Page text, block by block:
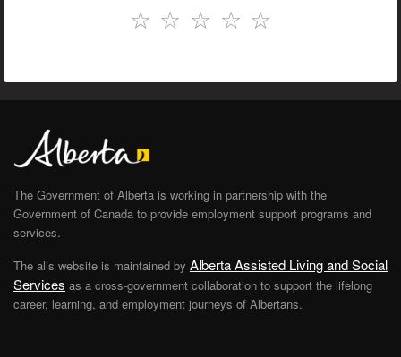
☆
☆
☆
☆
☆
The Government of Alberta is working in partnership with the
Government of Canada to provide employment support programs and
services.
The alis website is maintained by Alberta Assisted Living and Social
Services as a cross-government collaboration to support the lifelong
career, learning, and employment journeys of Albertans.